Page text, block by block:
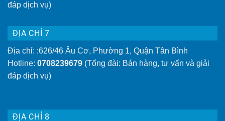
đáp dịch vụ)
ĐỊA CHỈ 7
Địa chỉ: :626/46 Âu Cơ, Phường 1, Quận Tân Bình
Hotline: 0708239679 (Tổng đài: Bán hàng, tư vấn và giải
đáp dịch vụ)
ĐỊA CHỈ 8